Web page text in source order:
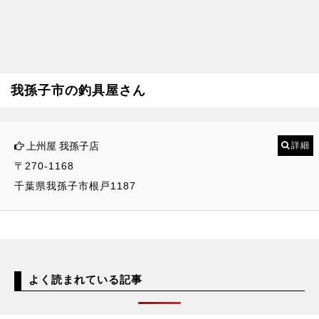
我孫子市の釣具屋さん
上州屋 我孫子店
〒270-1168
千葉県我孫子市根戸1187
詳細
よく読まれている記事